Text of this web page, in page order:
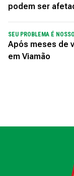
podem ser
SEU PROBLEMA É NOSSO
Após meses de
em Viamão